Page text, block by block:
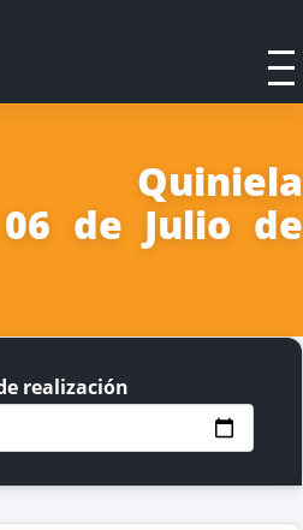
Quiniela
06 de Julio de
realización